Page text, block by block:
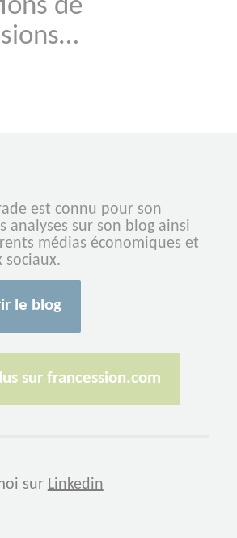
de
est connu pour son
analyses sur son blog ainsi
médias économiques et
sociaux.
le blog
sur francession.com
sur Linkedin